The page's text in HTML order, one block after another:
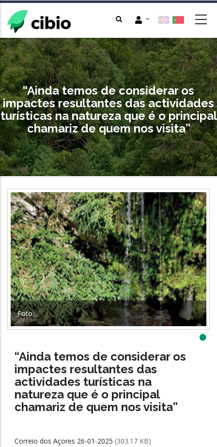
Passar
para
conteúdo
principal
“Ainda temos de considerar os
impactes resultantes das actividades
turísticas na natureza que é o principal
chamariz de quem nos visita”
Foto
•
“Ainda temos de considerar os
impactes resultantes das
actividades turísticas na
natureza que é o principal
chamariz de quem nos visita”
Correio dos Açores 26-01-2025 (303.17 KB)